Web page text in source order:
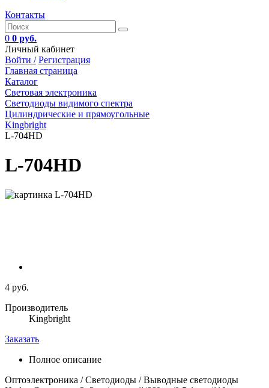
Контакты
0 0 руб.
Личный кабинет
Войти / Регистрация
Главная страница
Каталог
Световая электроника
Светодиоды видимого спектра
Цилиндрические и прямоугольные
Kingbright
L-704HD
L-704HD
4 руб.
Производитель
Kingbright
Заказать
Полное описание
Оптоэлектроника / Светодиоды / Выводные светодиоды